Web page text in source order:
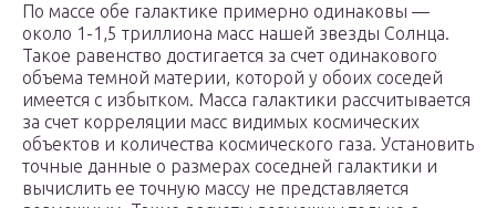
По массе обе галактике примерно одинаковы —
около 1-1,5 триллиона масс нашей звезды Солнца.
Такое равенство достигается за счет одинакового
объема темной материи, которой у обоих соседей
имеется с избытком. Масса галактики рассчитывается
за счет корреляции масс видимых космических
объектов и количества космического газа. Установить
точные данные о размерах соседней галактики и
вычислить ее точную массу не представляется